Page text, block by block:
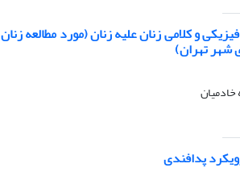
و کلامی زنان علیه زنان(مورد مطالعه زنان
خادمیان
پدافندی